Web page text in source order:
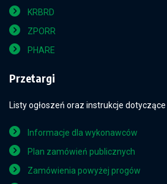
KRBRD
ZPORR
PHARE
Przetargi
Listy ogłoszeń oraz instrukcje dotyczące
Informacje dla wykonawców
Plan zamówień publicznych
Zamówienia powyżej progów